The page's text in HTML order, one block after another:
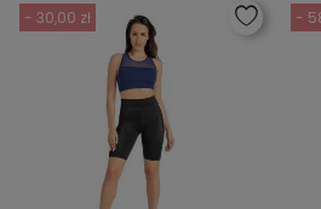
- 30,00 zł -